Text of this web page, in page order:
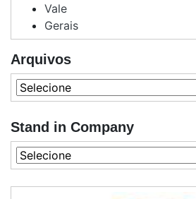
Vale
Gerais
Arquivos
Stand in Company